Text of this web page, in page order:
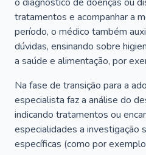
tratamentos e acompanhar a
período, o médico também
dúvidas, ensinando sobre
a saúde e alimentação, por
Na fase de transição para a
especialista faz a análise do
indicando tratamentos ou
especialidades a investigação
específicas (como por